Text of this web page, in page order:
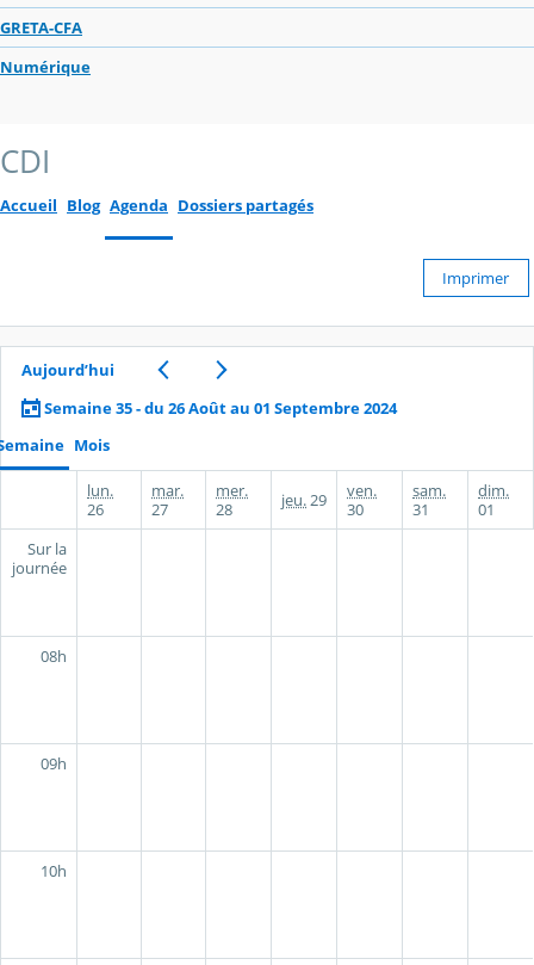
GRETA-CFA
Numérique
CDI
Accueil Blog Agenda Dossiers partagés
Imprimer
Aujourd’hui
Semaine 35 - du 26 Août au 01 Septembre 2024
Mois
lun.
26
mar.
27
mer.
28
jeu. 29
ven.
30
sam.
31
dim.
01
Sur la
journée
08h
09h
10h